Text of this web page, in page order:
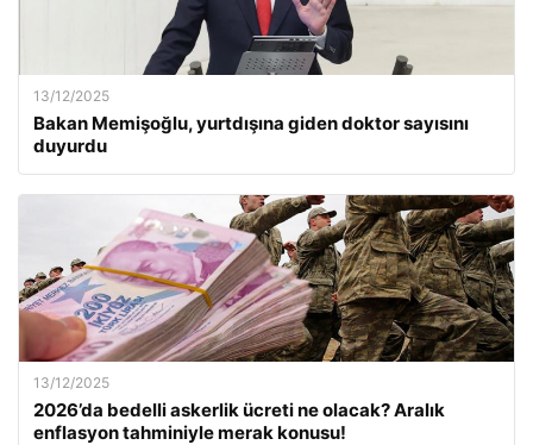
13/12/2025
Bakan Memişoğlu, yurtdışına giden doktor sayısını
duyurdu
13/12/2025
2026’da bedelli askerlik ücreti ne olacak? Aralık
enflasyon tahminiyle merak konusu!